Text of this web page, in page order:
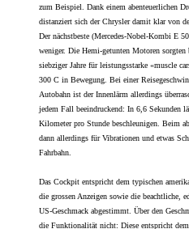
zum Beispiel. Dank einem abenteuerlichen
distanziert sich der Chrysler damit klar von
Der nächstbeste (Mercedes-Nobel-Kombi E
weniger. Die Hemi-getunten Motoren
siebziger Jahre für leistungsstarke «muscle
300 C in Bewegung. Bei einer
Autobahn ist der Innenlärm allerdings
jedem Fall beeindruckend: In 6,6 Sekunden
Kilometer pro Stunde beschleunigen. Beim
dann allerdings für Vibrationen und etwas
Fahrbahn.
Das Cockpit entspricht dem typischen
die grossen Anzeigen sowie die beachtliche,
US-Geschmack abgestimmt. Über den
die Funktionalität nicht: Diese entspricht dem